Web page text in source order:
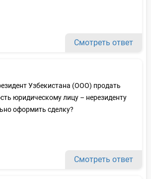
Смотреть ответ
Узбекистана (ООО) продать
юридическому лицу – нерезиденту
оформить сделку?
Смотреть ответ